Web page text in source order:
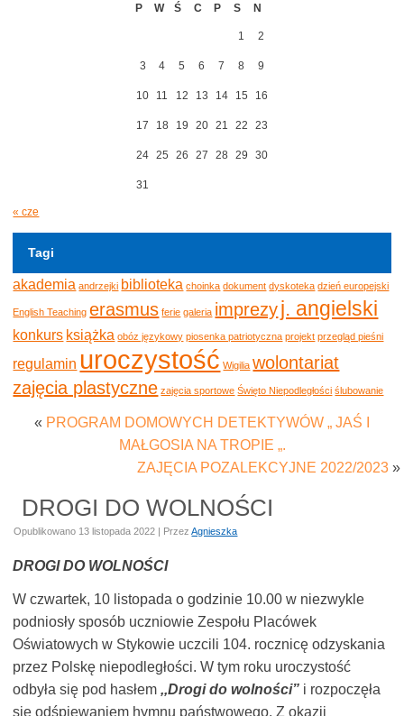
P
W Ś C P S N
1 2
3 4 5 6 7 8 9
10 11 12 13 14 15 16
17 18 19 20 21 22 23
24 25 26 27 28 29 30
31
« cze
Tagi
akademia andrzejki biblioteka choinka dokument dyskoteka dzień europejski
English Teaching erasmus ferie galeria imprezyj. angielski
konkurs książka obóz językowy piosenka patriotyczna projekt przegląd pieśni
regulamin uroczystość Wigilia wolontariat
zajęcia plastyczne zajęcia sportowe Święto Niepodległości ślubowanie
« PROGRAM DOMOWYCH DETEKTYWÓW „ JAŚ I
MAŁGOSIA NA TROPIE „.
ZAJĘCIA POZALEKCYJNE 2022/2023»
DROGI DO WOLNOŚCI
Opublikowano 13 listopada 2022 | Przez Agnieszka
DROGI DO WOLNOŚCI
W czwartek, 10 listopada o godzinie 10.00 w niezwykle
podniosły sposób uczniowie Zespołu Placówek
Oświatowych w Stykowie uczcili 104. rocznicę odzyskania
przez Polskę niepodległości. W tym roku uroczystość
odbyła się pod hasłem,,Drogi do wolności” i rozpoczęła
się odśpiewaniem hymnu państwowego. Z okazji